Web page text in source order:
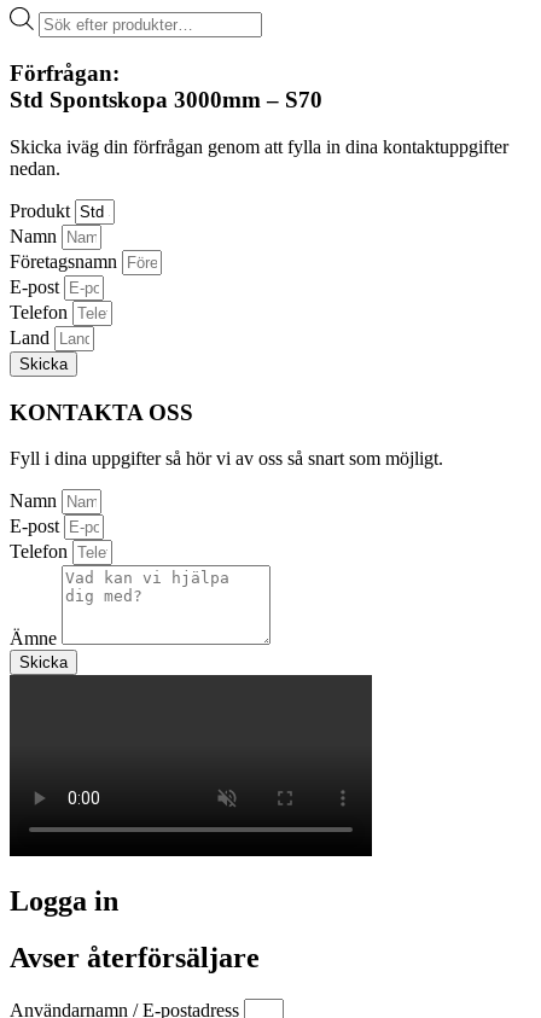
Produktsökning
Förfrågan:
Std Spontskopa 3000mm – S70
Skicka iväg din förfrågan genom att fylla in dina kontaktuppgifter
nedan.
Produkt
Namn
Företagsnamn
E-post
Telefon
Land
Skicka
KONTAKTA OSS
Fyll i dina uppgifter så hör vi av oss så snart som möjligt.
Namn
E-post
Telefon
Ämne
Skicka
Logga in
Avser återförsäljare
Användarnamn / E-postadress